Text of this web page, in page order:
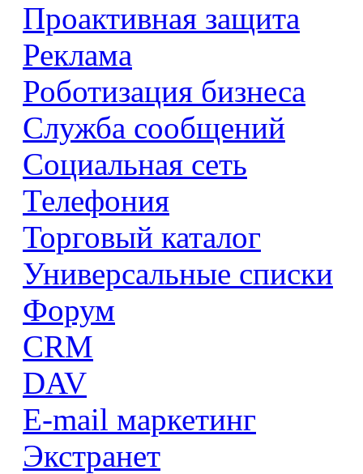
Проактивная защита
Реклама
Роботизация бизнеса
Служба сообщений
Социальная сеть
Телефония
Торговый каталог
Универсальные списки
Форум
CRM
DAV
E-mail маркетинг
Экстранет